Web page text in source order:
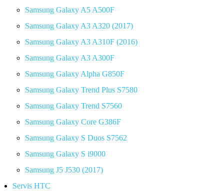
Samsung Galaxy A5 A500F
Samsung Galaxy A3 A320 (2017)
Samsung Galaxy A3 A310F (2016)
Samsung Galaxy A3 A300F
Samsung Galaxy Alpha G850F
Samsung Galaxy Trend Plus S7580
Samsung Galaxy Trend S7560
Samsung Galaxy Core G386F
Samsung Galaxy S Duos S7562
Samsung Galaxy S i9000
Samsung J5 J530 (2017)
Servis HTC